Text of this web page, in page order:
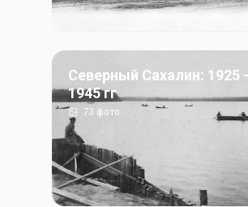
Северный Сахалин: 1925 -
1945 гг
73 фото